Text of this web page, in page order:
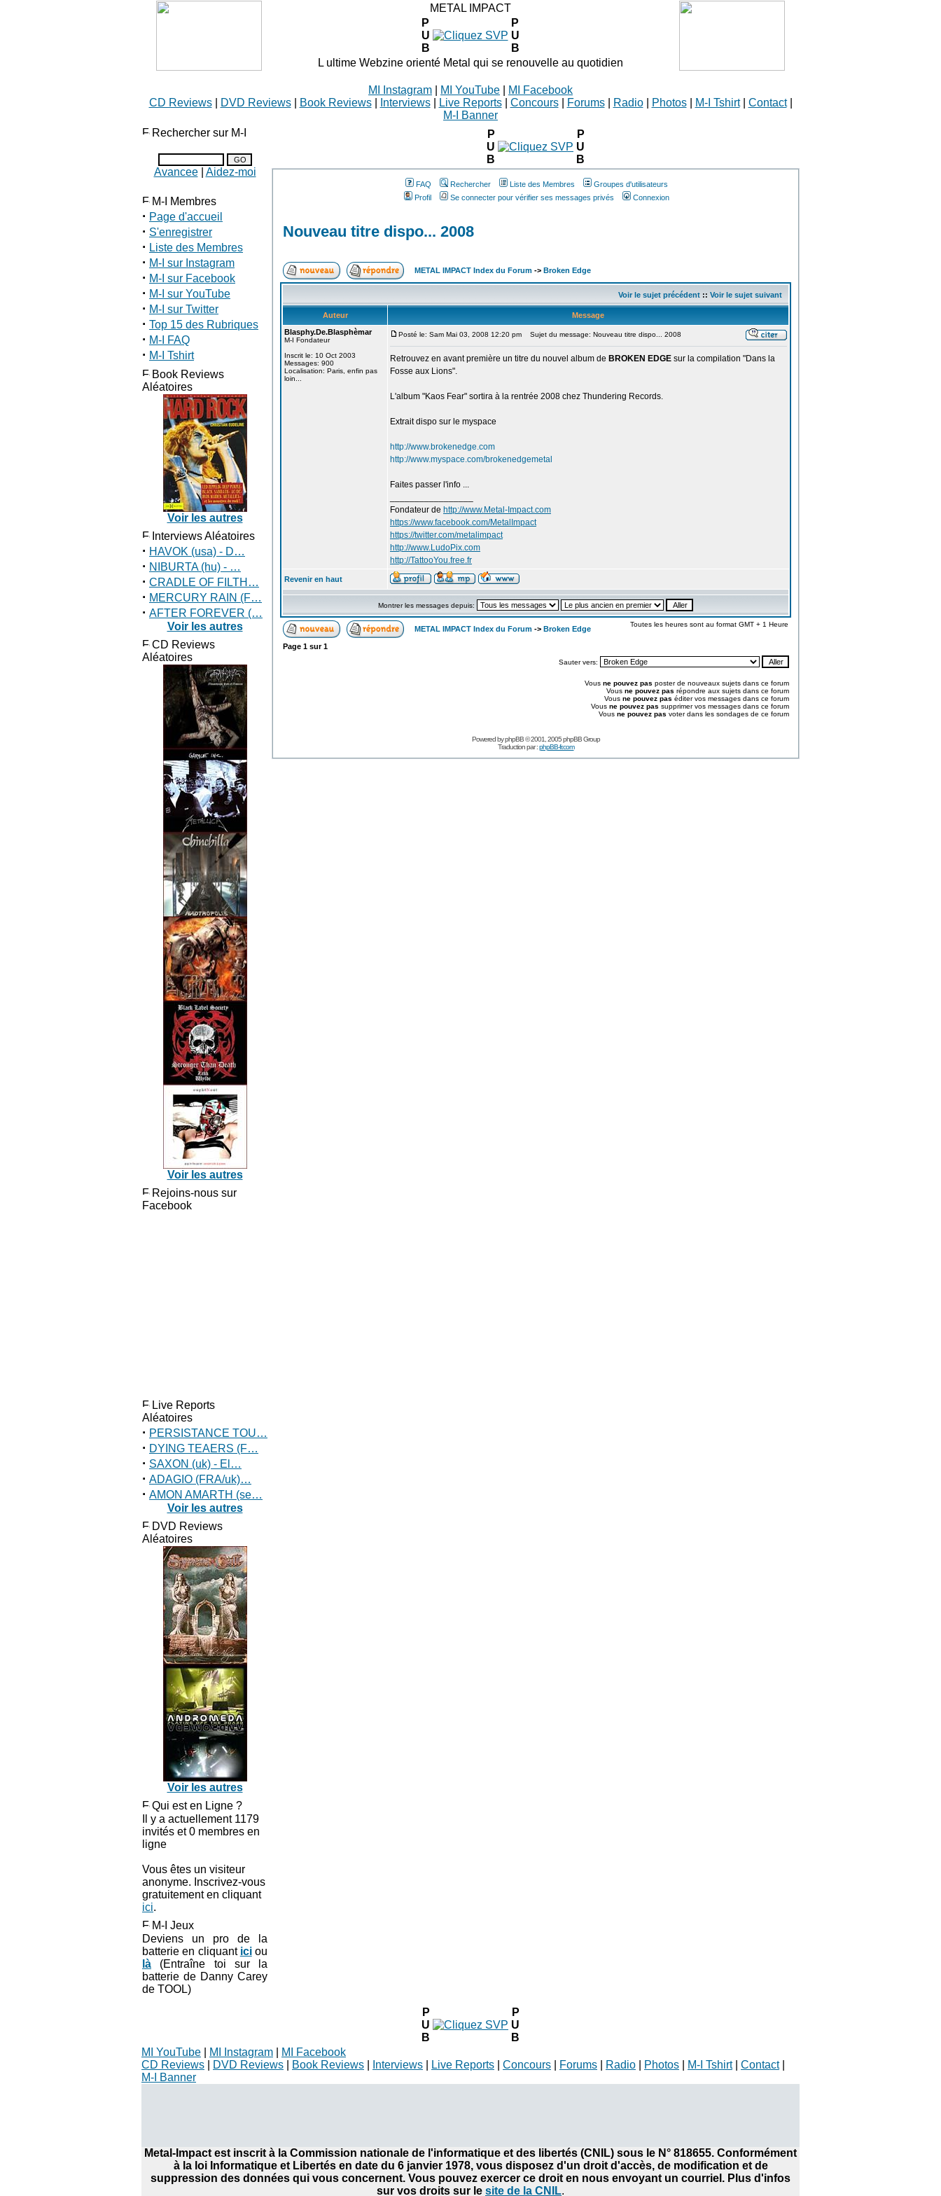
METAL IMPACT
P
U
B
P
U
B
L ultime Webzine orienté Metal qui se renouvelle au quotidien
MI Instagram MI YouTube
MI Facebook
CD Reviews| DVD Reviews| Book Reviews| Interviews| Live Reports| Concours| Forums| Radio| Photos| M-I Tshirt| Contact|
M-I Banner
Rechercher sur M-I
Avancee| Aidez-moi
M-I Membres
· Page d'accueil
· S'enregistrer
· Liste des Membres
· M-I sur Instagram
· M-I sur Facebook
· M-I sur YouTube
· M-I sur Twitter
· Top 15 des Rubriques
· M-I FAQ
· M-I Tshirt
Book Reviews
Aléatoires
Voir les autres
Interviews Aléatoires
· HAVOK (usa) - D…
· NIBURTA (hu) - …
· CRADLE OF FILTH…
· MERCURY RAIN (F…
· AFTER FOREVER (…
Voir les autres
CD Reviews
Aléatoires
Voir les autres
Rejoins-nous sur
Facebook
Live Reports
Aléatoires
· PERSISTANCE TOU…
· DYING TEAERS (F…
· SAXON (uk) - El…
· ADAGIO (FRA/uk)…
· AMON AMARTH (se…
Voir les autres
DVD Reviews
Aléatoires
Voir les autres
Qui est en Ligne ?
Il y a actuellement 1179
invités et 0 membres en
ligne
Vous êtes un visiteur
anonyme. Inscrivez-vous
gratuitement en cliquant
ici.
M-I Jeux
Deviens un pro de la
batterie en cliquant iciou
là (Entraîne toi sur la
batterie de Danny Carey
de TOOL)
P
U
B
P
U
B
FAQ Rechercher Liste des Membres
Groupes d'utilisateurs
Profil
Se connecter pour vérifier ses messages privés Connexion
Nouveau titre dispo... 2008
METAL IMPACT Index du Forum -> Broken Edge
Voir le sujet précédent :: Voir le sujet suivant
Auteur
Message
Blasphy.De.Blasphèmar
M-I Fondateur
Inscrit le: 10 Oct 2003
Messages: 900
Localisation: Paris, enfin pas
loin...
Posté le: Sam Mai 03, 2008 12:20 pm Sujet du message: Nouveau titre dispo... 2008
Retrouvez en avant première un titre du nouvel album de BROKEN EDGE sur la compilation "Dans la
Fosse aux Lions".
L'album "Kaos Fear" sortira à la rentrée 2008 chez Thundering Records.
Extrait dispo sur le myspace
http://www.brokenedge.com
http://www.myspace.com/brokenedgemetal
Faites passer l'info ...
Fondateur de http://www.Metal-Impact.com
https://www.facebook.com/MetalImpact
https://twitter.com/metalimpact
http://www.LudoPix.com
http://TattooYou.free.fr
Revenir en haut
Montrer les messages depuis:
METAL IMPACT Index du Forum -> Broken Edge
Toutes les heures sont au format GMT + 1 Heure
Page 1 sur1
Sauter vers:
Vous ne pouvez pas poster de nouveaux sujets dans ce forum
Vous ne pouvez pas répondre aux sujets dans ce forum
Vous ne pouvez pas éditer vos messages dans ce forum
Vous ne pouvez pas supprimer vos messages dans ce forum
Vous ne pouvez pas voter dans les sondages de ce forum
Powered byphpBB© 2001, 2005 phpBB Group
Traduction par :phpBB-fr.com
P
U
B
P
U
B
MI YouTube
MI Instagram
MI Facebook
CD Reviews
DVD Reviews Book Reviews Interviews Live Reports Concours Forums Radio Photos M-I Tshirt| Contact|
M-I Banner
Metal-Impact est inscrit à la Commission nationale de l'informatique et des libertés (CNIL) sous le N° 818655. Conformément
à la loi Informatique et Libertés en date du 6 janvier 1978, vous disposez d'un droit d'accès, de modification et de
suppression des données qui vous concernent. Vous pouvez exercer ce droit en nous envoyant un courriel. Plus d'infos
sur vos droits sur le site de la CNIL.